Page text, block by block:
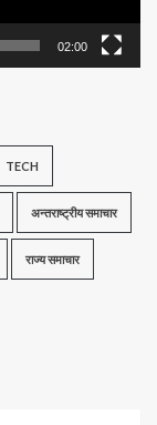
02:00
TECH
अन्तराष्ट्रीय समाचार
राज्य समाचार